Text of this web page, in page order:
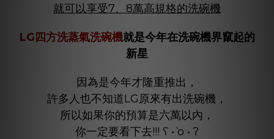
就可以享受7、8萬高規格的洗碗機
LG 四方洗蒸氣洗碗機就是今年在洗碗機界竄起的
新星
因為是今年才隆重推出，
許多人也不知道LG原來有出洗碗機，
所以如果你的預算是六萬以內，
你一定要看下去!!! ʕ •̀ o •́ ʔ